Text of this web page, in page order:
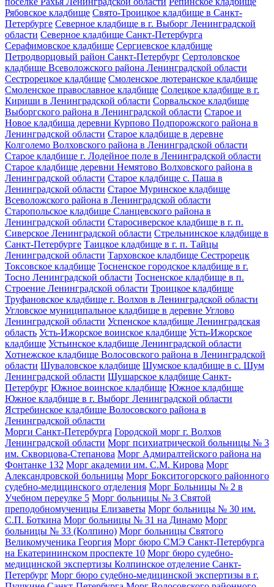
Рябовское кладбище Свято-Троицкое кладбище в Санкт-
Петербурге Северное кладбище в г. Выборг Ленинградской
области Северное кладбище Санкт-Петербурга
Серафимовское кладбище Сергиевское кладбище
Петродворцовый район Санкт-Петербург Сертоловское
кладбище Всеволожского района Ленинградской области
Сестрорецкое кладбище Смоленское лютеранское кладбище
Смоленское православное кладбище Солецкое кладбище в г.
Кириши в Ленинградской области Сорвальское кладбище
Выборгского района в Ленинградской области Старое и
Новое кладбища деревни Курпово Подпорожского района в
Ленинградской области Старое кладбище в деревне
Колголемо Волховского района в Ленинградской области
Старое кладбище г. Лодейное поле в Ленинградской области
Старое кладбище деревни Немятово Волховского района в
Ленинградской области Старое кладбище с. Паша в
Ленинградской области Старое Муринское кладбище
Всеволожского района в Ленинградской области
Старопольское кладбище Сланцевского района в
Ленинградской области Старосиверское кладбище в г. п.
Сиверское Ленинградской области Стрельнинское кладбище в
Санкт-Петербурге Таицкое кладбище в г. п. Тайцы
Ленинградской области Тарховское кладбище Сестрорецк
Токсовское кладбище Тосненское городское кладбище в г.
Тосно Ленинградской области Тосненское кладбище в п.
Строение Ленинградской области Троицкое кладбище
Труфановское кладбище г. Волхов в Ленинградской области
Угловское муниципальное кладбище в деревне Углово
Ленинградской области Успенское кладбище Ленинградская
область Усть-Ижорское воинское кладбище Усть-Ижорское
кладбище Устьинское кладбище Ленинградской области
Хотнежское кладбище Волосовского района в Ленинградской
области Шуваловское кладбище Шумское кладбище в с. Шум
Ленинградской области Шушарское кладбище Санкт-
Петербург Южное воинское кладбище Южное кладбище
Южное кладбище в г. Выборг Ленинградской области
Ястребинское кладбище Волосовского района в
Ленинградской области
Морги Санкт-Петербурга Городской морг г. Волхов
Ленинградской области Морг психиатрической больницы № 3
им. Скворцова-Степанова Морг Адмиралтейского района на
Фонтанке 132 Морг академии им. С.М. Кирова Морг
Александровской больницы Морг Бокситогорского районного
судебно-медицинского отделения Морг Больницы № 2 в
Учебном переулке 5 Морг больницы № 3 Святой
преподобномученицы Елизаветы Морг больницы № 30 им.
С.П. Боткина Морг больницы № 31 на Динамо Морг
больницы № 33 (Колпино) Морг больницы Святого
Великомученика Георгия Морг бюро СМЭ Санкт-Петербурга
на Екатерининском проспекте 10 Морг бюро судебно-
медицинской экспертизы Колпинское отделение Санкт-
Петербург Морг бюро судебно-медицинской экспертизы в г.